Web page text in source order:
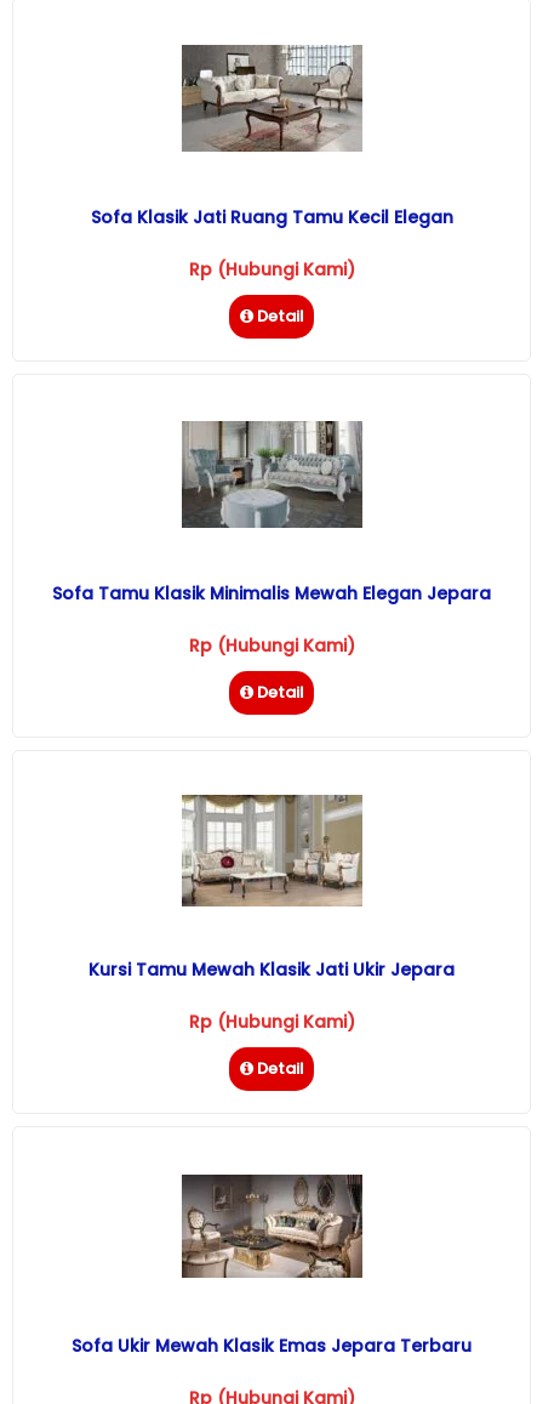
Sofa Klasik Jati Ruang Tamu Kecil Elegan
Rp (Hubungi Kami)
Detail
Sofa Tamu Klasik Minimalis Mewah Elegan Jepara
Rp (Hubungi Kami)
Detail
Kursi Tamu Mewah Klasik Jati Ukir Jepara
Rp (Hubungi Kami)
Detail
Sofa Ukir Mewah Klasik Emas Jepara Terbaru
Rp (Hubungi Kami)